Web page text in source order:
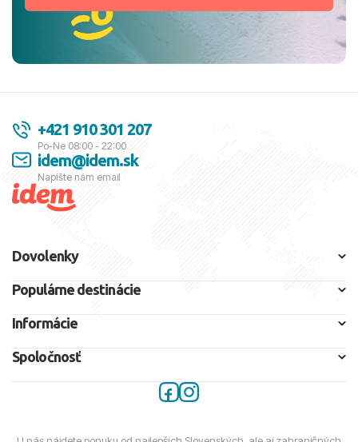
+421 910 301 207
Po-Ne 08:00 - 22:00
idem@idem.sk
Napíšte nám email
Dovolenky
Populárne destinácie
Informácie
Spoločnosť